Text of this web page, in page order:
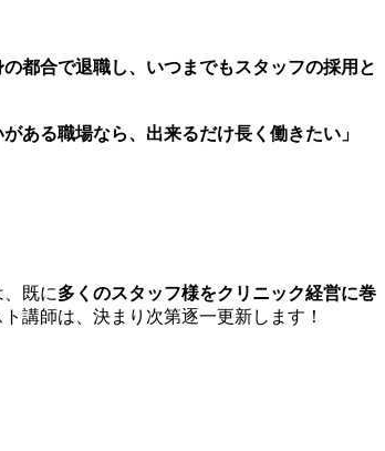
都合で退職し、いつまでもスタッフの採用と
ある職場なら、出来るだけ長く働きたい」
既に多くのスタッフ様をクリニック経営に巻
講師は、決まり次第逐一更新します！